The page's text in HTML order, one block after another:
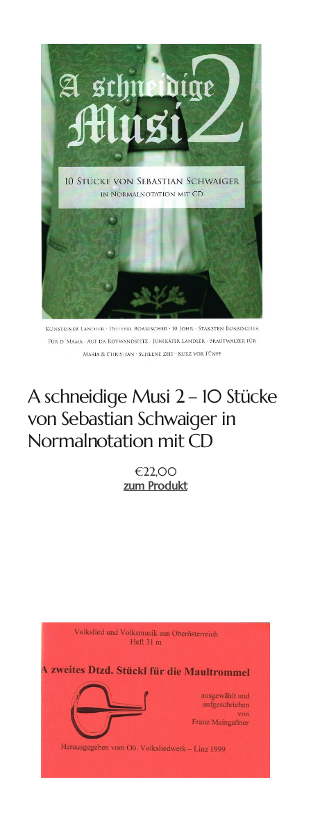
A schneidige Musi 2 – 10 Stücke
von Sebastian Schwaiger in
Normalnotation mit CD
€22,00
zum Produkt